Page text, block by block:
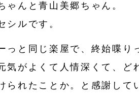
ゃんと青山美郷ちゃん。
シルです。
っと同じ楽屋で、終始喋り
気がよくて人情深くて、ど
られたことか。と感謝して